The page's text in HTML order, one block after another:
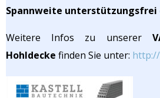
Spannweite unterstützungsfrei
Weitere Infos zu unserer
Hohldecke finden Sie unter: